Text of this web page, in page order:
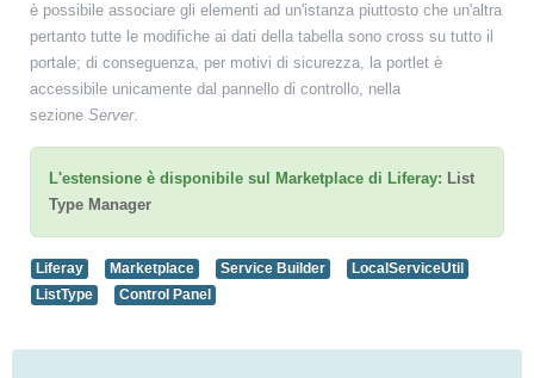
è possibile associare gli elementi ad un'istanza piuttosto che un'altra
pertanto tutte le modifiche ai dati della tabella sono cross su tutto il
portale; di conseguenza, per motivi di sicurezza, la portlet è
accessibile unicamente dal pannello di controllo, nella
sezione Server.
L'estensione è disponibile sul Marketplace di Liferay: List
Type Manager
Liferay Marketplace Service Builder
LocalServiceUtil
ListType
Control Panel